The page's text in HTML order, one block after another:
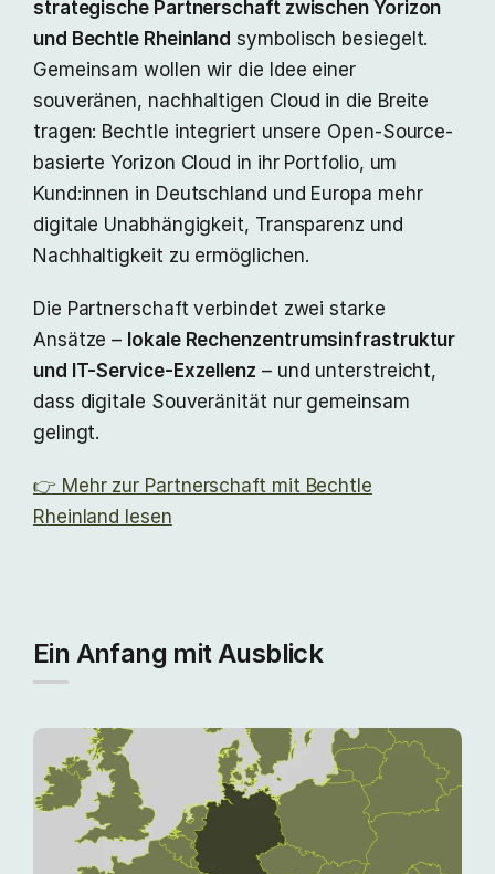
strategische Partnerschaft zwischen Yorizon
und Bechtle Rheinland symbolisch besiegelt.
Gemeinsam wollen wir die Idee einer
souveränen, nachhaltigen Cloud in die Breite
tragen: Bechtle integriert unsere Open-Source-
basierte Yorizon Cloud in ihr Portfolio, um
Kund:innen in Deutschland und Europa mehr
digitale Unabhängigkeit, Transparenz und
Nachhaltigkeit zu ermöglichen.
Die Partnerschaft verbindet zwei starke
Ansätze – lokale Rechenzentrumsinfrastruktur
und IT-Service-Exzellenz – und unterstreicht,
dass digitale Souveränität nur gemeinsam
gelingt.
👉 Mehr zur Partnerschaft mit Bechtle
Rheinland lesen
Ein Anfang mit Ausblick